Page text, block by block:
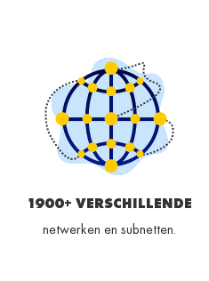
1900+ VERSCHILLENDE
netwerken en subnetten.